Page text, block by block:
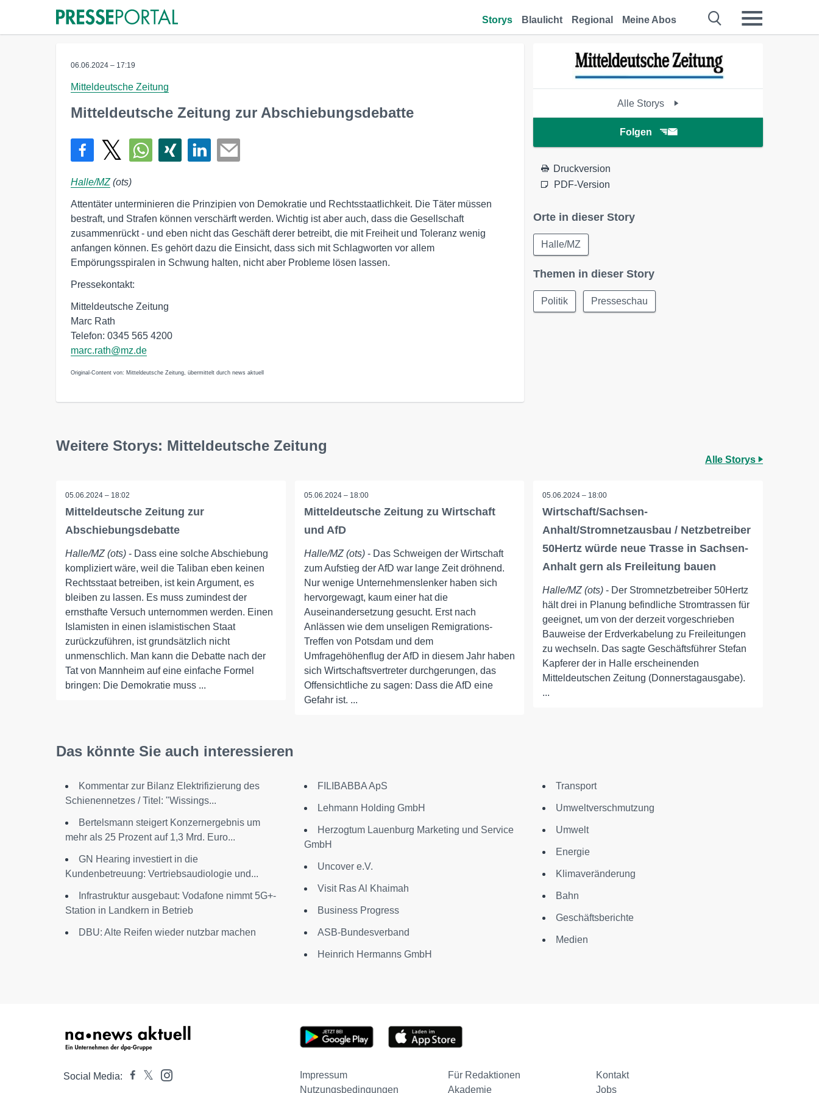
Storys Blaulicht Regional Meine Abos
06.06.2024 – 17:19
Mitteldeutsche Zeitung
Mitteldeutsche Zeitung zur Abschiebungsdebatte
Halle/MZ(ots)
Attentäter unterminieren die Prinzipien von Demokratie und Rechtsstaatlichkeit. Die Täter müssen
bestraft, und Strafen können verschärft werden. Wichtig ist aber auch, dass die Gesellschaft
zusammenrückt - und eben nicht das Geschäft derer betreibt, die mit Freiheit und Toleranz wenig
anfangen können. Es gehört dazu die Einsicht, dass sich mit Schlagworten vor allem
Empörungsspiralen in Schwung halten, nicht aber Probleme lösen lassen.
Pressekontakt:
Mitteldeutsche Zeitung
Marc Rath
Telefon: 0345 565 4200
marc.rath@mz.de
Original-Content von: Mitteldeutsche Zeitung, übermittelt durch news aktuell
Alle Storys
Folgen
Druckversion
PDF-Version
Orte in dieser Story
Halle/MZ
Themen in dieser Story
Politik Presseschau
Weitere Storys: Mitteldeutsche Zeitung
Alle Storys
05.06.2024 – 18:02
Mitteldeutsche Zeitung zur
Abschiebungsdebatte
Halle/MZ (ots) - Dass eine solche Abschiebung
kompliziert wäre, weil die Taliban eben keinen
Rechtsstaat betreiben, ist kein Argument, es
bleiben zu lassen. Es muss zumindest der
ernsthafte Versuch unternommen werden. Einen
Islamisten in einen islamistischen Staat
zurückzuführen, ist grundsätzlich nicht
unmenschlich. Man kann die Debatte nach der
Tat von Mannheim auf eine einfache Formel
bringen: Die Demokratie muss ...
05.06.2024 – 18:00
Mitteldeutsche Zeitung zu Wirtschaft
und AfD
Halle/MZ (ots)- Das Schweigen der Wirtschaft
zum Aufstieg der AfD war lange Zeit dröhnend.
Nur wenige Unternehmenslenker haben sich
hervorgewagt, kaum einer hat die
Auseinandersetzung gesucht. Erst nach
Anlässen wie dem unseligen Remigrations-
Treffen von Potsdam und dem
Umfragehöhenflug der AfD in diesem Jahr haben
sich Wirtschaftsvertreter durchgerungen, das
Offensichtliche zu sagen: Dass die AfD eine
Gefahr ist. ...
05.06.2024 – 18:00
Wirtschaft/Sachsen-
Anhalt/Stromnetzausbau / Netzbetreiber
50Hertz würde neue Trasse in Sachsen-
Anhalt gern als Freileitung bauen
Halle/MZ (ots) - Der Stromnetzbetreiber 50Hertz
hält drei in Planung befindliche Stromtrassen für
geeignet, um von der derzeit vorgeschrieben
Bauweise der Erdverkabelung zu Freileitungen
zu wechseln. Das sagte Geschäftsführer Stefan
Kapferer der in Halle erscheinenden
Mitteldeutschen Zeitung (Donnerstagausgabe).
...
Das könnte Sie auch interessieren
Kommentar zur Bilanz Elektrifizierung des
Schienennetzes / Titel: "Wissings...
Bertelsmann steigert Konzernergebnis um
mehr als 25 Prozent auf 1,3 Mrd. Euro...
GN Hearing investiert in die
Kundenbetreuung: Vertriebsaudiologie und...
Infrastruktur ausgebaut: Vodafone nimmt 5G+-
Station in Landkern in Betrieb
DBU: Alte Reifen wieder nutzbar machen
FILIBABBA ApS
Lehmann Holding GmbH
Herzogtum Lauenburg Marketing und Service
GmbH
Uncover e.V.
Visit Ras Al Khaimah
Business Progress
ASB-Bundesverband
Heinrich Hermanns GmbH
Transport
Umweltverschmutzung
Umwelt
Energie
Klimaveränderung
Bahn
Geschäftsberichte
Medien
Social Media: Impressum Für Redaktionen
Kontakt
Nutzungsbedingungen
Akademie Jobs